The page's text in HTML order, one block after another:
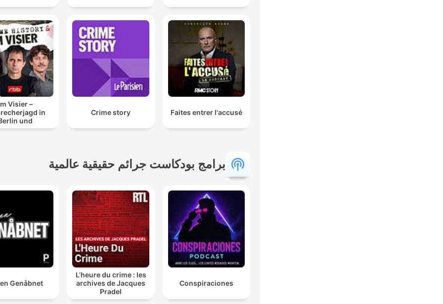
Faites entrer l'accusé
Crime story
Visier –
in
und
برامج بودكاست جرائم حقيقية عالمية
Conspiraciones
L’heure du crime : les
archives de Jacques
Pradel
Genåbnet